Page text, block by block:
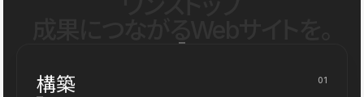
構築 01